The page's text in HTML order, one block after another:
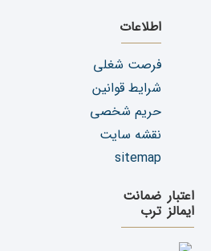
اطلاعات
فرصت شغلی
شرایط قوانین
حریم شخصی
نقشه سایت
sitemap
اعتبار
ایمالز
ضمانت
ترب